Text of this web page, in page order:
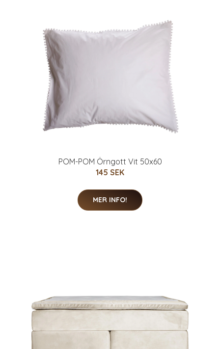
POM-POM Örngott Vit 50x60
145 SEK
MER INFO!